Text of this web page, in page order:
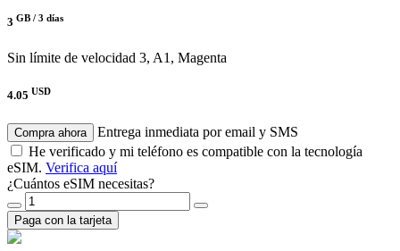
3 GB / 3 días
Sin límite de velocidad 3, A1, Magenta
4.05 USD
Compra ahora
Entrega inmediata por email y SMS
He verificado y mi teléfono es compatible con la tecnología
eSIM. Verifica aquí
¿Cuántos eSIM necesitas?
Paga con la tarjeta